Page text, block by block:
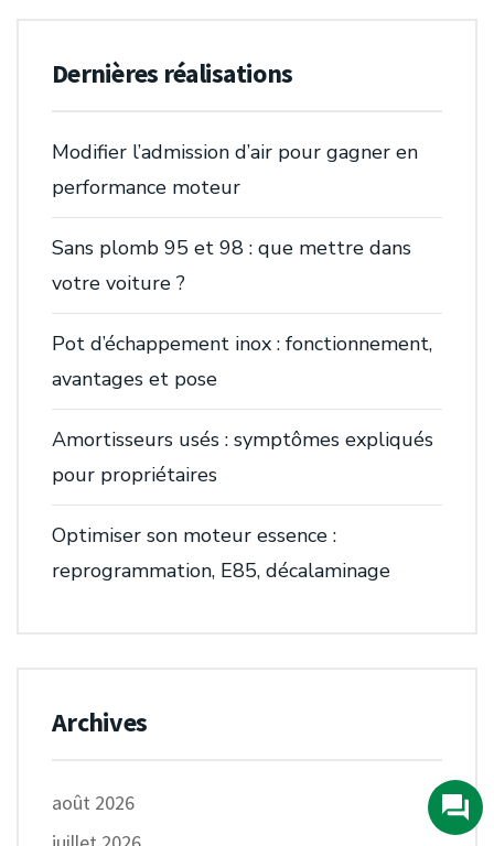
Dernières réalisations
Modifier l’admission d’air pour gagner en
performance moteur
Sans plomb 95 et 98 : que mettre dans
votre voiture ?
Pot d’échappement inox : fonctionnement,
avantages et pose
Amortisseurs usés : symptômes expliqués
pour propriétaires
Optimiser son moteur essence :
reprogrammation, E85, décalaminage
Archives
août 2026